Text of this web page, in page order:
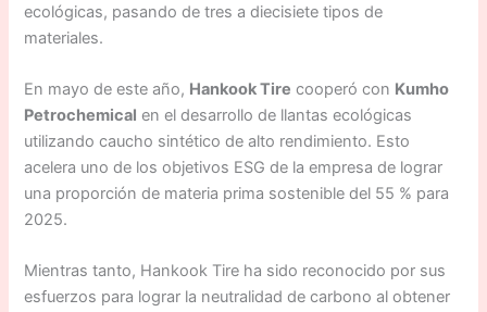
ecológicas, pasando de tres a diecisiete tipos de
materiales.
En mayo de este año, Hankook Tire cooperó con Kumho
Petrochemical en el desarrollo de llantas ecológicas
utilizando caucho sintético de alto rendimiento. Esto
acelera uno de los objetivos ESG de la empresa de lograr
una proporción de materia prima sostenible del 55 % para
2025.
Mientras tanto, Hankook Tire ha sido reconocido por sus
esfuerzos para lograr la neutralidad de carbono al obtener